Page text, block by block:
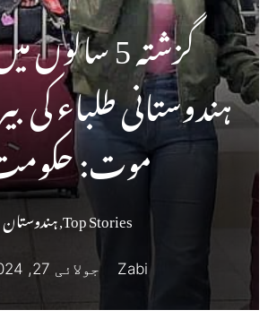
ہندوستانی طلباء
موت:
Top Stories
,ہندوستان
Zabi جولائی 27, 2024